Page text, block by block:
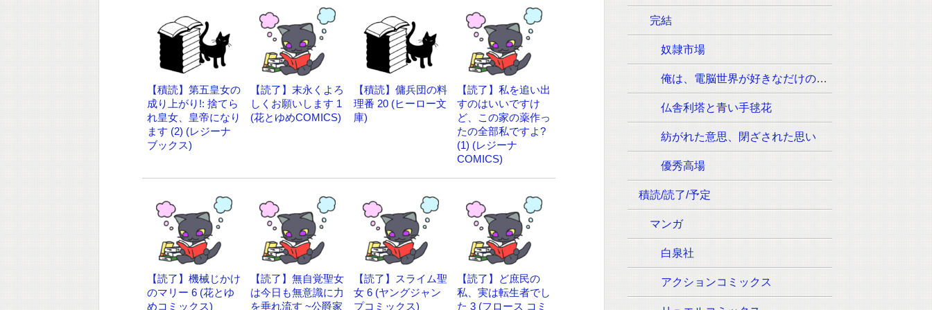
【積読】第五皇女の
成り上がり!: 捨てら
れ皇女、皇帝になり
ます (2) (レジーナ
ブックス)
【読了】末永くよろ
しくお願いします 1
(花とゆめCOMICS)
【積読】傭兵団の料
理番 20 (ヒーロー文
庫)
【読了】私を追い出
すのはいいですけ
ど、この家の薬作っ
たの全部私ですよ?
(1) (レジーナ
COMICS)
【読了】機械じかけ
のマリー 6 (花とゆ
めコミックス)
【読了】無自覚聖女
は今日も無意識に力
を垂れ流す ~公爵家
【読了】スライム聖
女 6 (ヤングジャン
プコミックス)
【読了】ど庶民の
私、実は転生者でし
た 3 (フロース コミ
完結
奴隷市場
俺は、電脳世界が好きなだけの一般人です
仏舎利塔と青い手毬花
紡がれた意思、閉ざされた思い
優秀高場
積読/読了/予定
マンガ
白泉社
アクションコミックス